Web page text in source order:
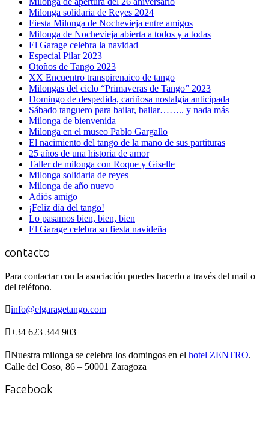
Milonga solidaria de Reyes 2024
Fiesta Milonga de Nochevieja entre amigos
Milonga de Nochevieja abierta a todos y a todas
El Garage celebra la navidad
Especial Pilar 2023
Otoños de Tango 2023
XX Encuentro transpirenaico de tango
Milongas del ciclo “Primaveras de Tango” 2023
Domingo de despedida, cariñosa nostalgia anticipada
Sábado tanguero para bailar, bailar…….. y nada más
Milonga de bienvenida
Milonga en el museo Pablo Gargallo
El nacimiento del tango de la mano de sus partituras
25 años de una historia de amor
Taller de milonga con Roque y Giselle
Milonga solidaria de reyes
Milonga de año nuevo
Adiós amigo
¡Feliz día del tango!
Lo pasamos bien, bien, bien
El Garage celebra su fiesta navideña
contacto
Para contactar con la asociación puedes hacerlo a través del mail o
del teléfono.
info@elgaragetango.com
+34 623 344 903
Nuestra milonga se celebra los domingos en el hotel ZENTRO.
Calle del Coso, 86 – 50001 Zaragoza
Facebook